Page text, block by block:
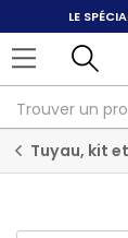
LE
Tuyau, kit